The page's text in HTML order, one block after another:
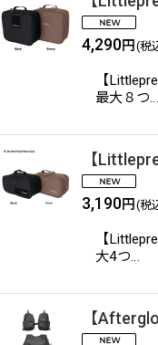
4,290円 (税
【
最大８つ…
【
3,190円 (税
【
大4つ…
【